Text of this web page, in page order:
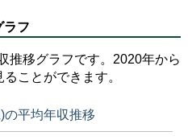
ラフ
推移グラフです。2020年から
ことができます。
の平均年収推移